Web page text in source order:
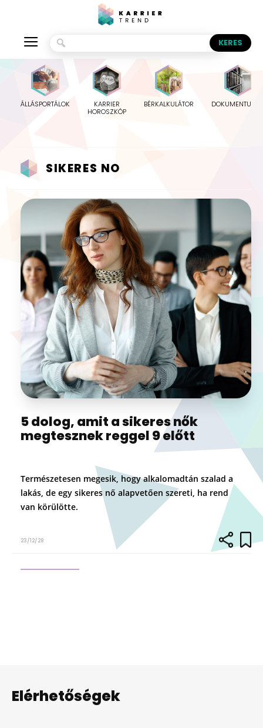
ÁLLÁSPORTÁLOK
KARRIER
HOROSZKÓP
BÉRKALKULÁTOR
SIKERES NO
5 dolog, amit a sikeres nők
megtesznek reggel 9 előtt
Természetesen megesik, hogy alkalomadtán szalad a
lakás, de egy sikeres nő alapvetően szereti, ha rend
van körülötte.
23/12/28
Elérhetőségek